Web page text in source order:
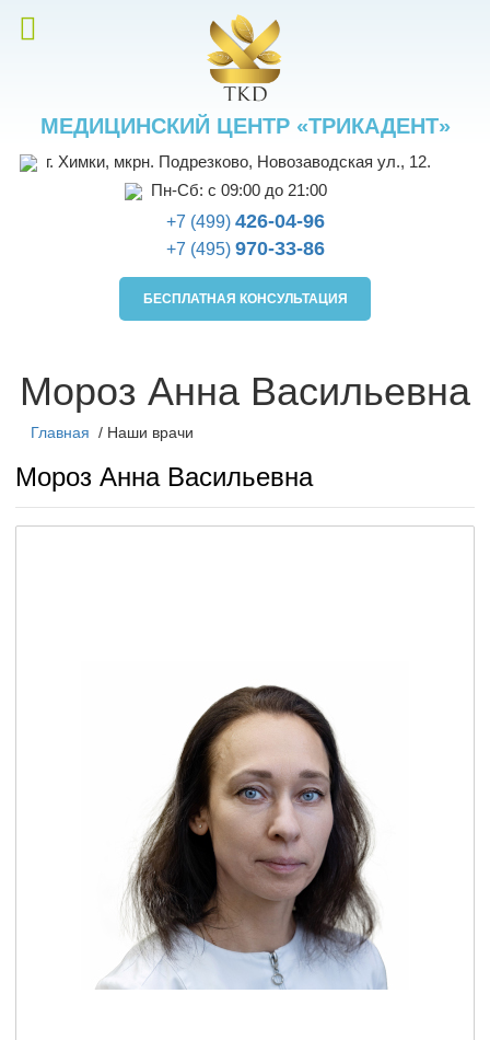
МЕДИЦИНСКИЙ ЦЕНТР «ТРИКАДЕНТ»
г. Химки, мкрн. Подрезково, Новозаводская ул., 12.
Пн-Сб: с 09:00 до 21:00
+7 (499) 426-04-96
+7 (495) 970-33-86
БЕСПЛАТНАЯ КОНСУЛЬТАЦИЯ
Мороз Анна Васильевна
Главная / Наши врачи
Мороз Анна Васильевна